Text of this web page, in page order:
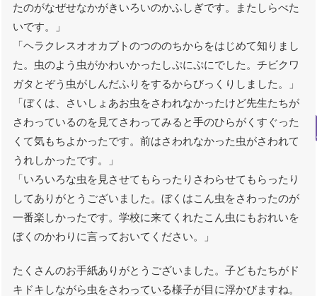
たのがなぜせなかがきいろいのかふしぎです。またしらべた
いです。」
「ヘラクレスオオカブトのつののちからをはじめて知りまし
た。虫のよう虫がかわいかったしぷにぷにでした。チビクワ
ガタとぞう虫がしんだふりをするからびっくりしました。」
「ぼくは、さいしょあお虫をさわれなかったけど先生たちが
さわっているのを見てさわってみると手のひらがくすぐった
くて気もちよかったです。前はさわれなかった虫がさわれて
うれしかったです。」
「いろいろな虫を見させてもらったりさわらせてもらったり
してありがとうございました。ぼくはこん虫をさわったのが
一番楽しかったです。学校に来てくれたこん虫にもおれいを
ぼくのかわりに言っておいてください。」
たくさんのお手紙ありがとうございました。子どもたちがド
キドキしながら虫をさわっている様子が目に浮かびますね。